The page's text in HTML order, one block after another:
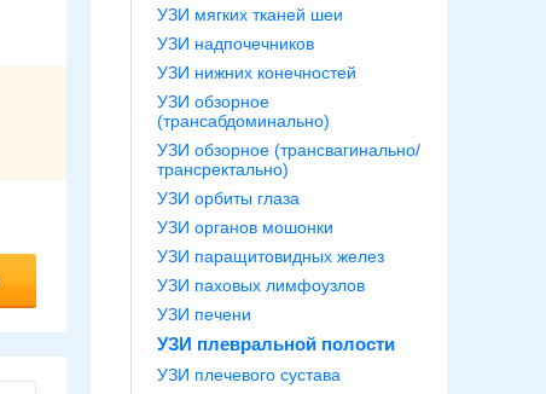
УЗИ мягких тканей шеи
УЗИ надпочечников
УЗИ нижних конечностей
УЗИ обзорное
(трансабдоминально)
УЗИ обзорное (трансвагинально/
трансректально)
УЗИ орбиты глаза
УЗИ органов мошонки
УЗИ паращитовидных желез
УЗИ паховых лимфоузлов
УЗИ печени
УЗИ плевральной полости
УЗИ плечевого сустава